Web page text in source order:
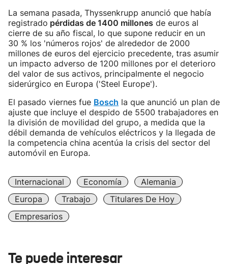
La semana pasada, Thyssenkrupp anunció que había
registrado pérdidas de 1400 millones de euros al
cierre de su año fiscal, lo que supone reducir en un
30 % los 'números rojos' de alrededor de 2000
millones de euros del ejercicio precedente, tras asumir
un impacto adverso de 1200 millones por el deterioro
del valor de sus activos, principalmente el negocio
siderúrgico en Europa ('Steel Europe').
El pasado viernes fue Bosch la que anunció un plan de
ajuste que incluye el despido de 5500 trabajadores en
la división de movilidad del grupo, a medida que la
débil demanda de vehículos eléctricos y la llegada de
la competencia china acentúa la crisis del sector del
automóvil en Europa.
Internacional Economía
Alemania
Europa
Trabajo
Titulares De Hoy
Empresarios
Te puede interesar